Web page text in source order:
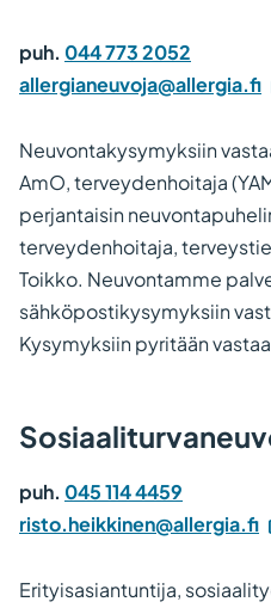
puh. 044 773 2052
allergianeuvoja@allergia.fi
Neuvontakysymyksiin
AmO, terveydenhoitaja
perjantaisin
terveydenhoitaja,
Toikko. Neuvontamme
sähköpostikysymyksiin
Kysymyksiin pyritään
puh. 045 114 4459
risto.heikkinen@allergia.fi
Erityisasiantuntija,